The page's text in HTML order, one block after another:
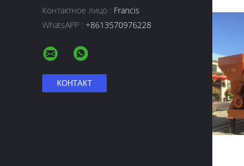
Контактное лицо : Francis
WhatsAPP : +8613570976228